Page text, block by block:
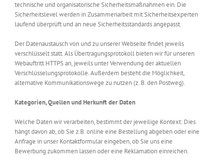
technische und organisatorische Sicherheitsmaßnahmen ein. Die
Sicherheitslevel werden in Zusammenarbeit mit Sicherheitsexperten
laufend überprüft und an neue Sicherheitsstandards angepasst.
Der Datenaustausch von und zu unserer Webseite findet jeweils
verschlüsselt statt. Als Übertragungsprotokoll bieten wir für unseren
Webauftritt HTTPS an, jeweils unter Verwendung der aktuellen
Verschlüsselungsprotokolle. Außerdem besteht die Möglichkeit,
alternative Kommunikationswege zu nutzen (z. B. den Postweg).
Kategorien, Quellen und Herkunft der Daten
Welche Daten wir verarbeiten, bestimmt der jeweilige Kontext: Dies
hängt davon ab, ob Sie z.B. online eine Bestellung abgeben oder eine
Anfrage in unser Kontaktformular eingeben, ob Sie uns eine
Bewerbung zukommen lassen oder eine Reklamation einreichen.